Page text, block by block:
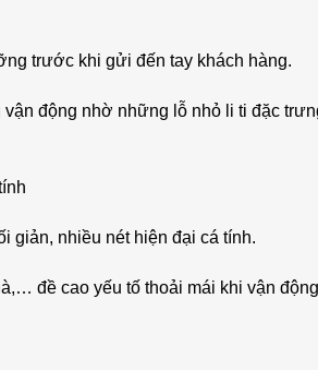
trước khi gửi đến tay khách hàng.
động nhờ những lỗ nhỏ li ti đặc
giản, nhiều nét hiện đại cá tính.
đề cao yếu tố thoải mái khi vận